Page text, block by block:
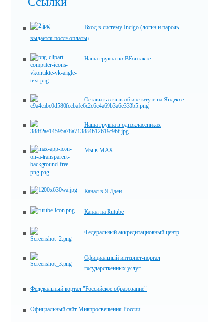
Вход в систему Indigo (логин и пароль
выдается после оплаты)
Наша группа во ВКонтакте
Оставить отзыв об институте на Яндексе
Наша группа в одноклассниках
Мы в MAX
Канал в Я.Дзен
Канал на Rutube
Федеральный аккредитационный центр
Официальный интернет-портал
государственных услуг
Федеральный портал "Российское образование"
Официальный сайт Минпросвещения России